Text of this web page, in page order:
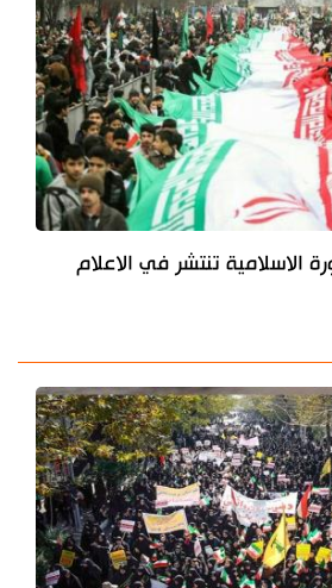
الاسلامية تنتشر في الاعلام